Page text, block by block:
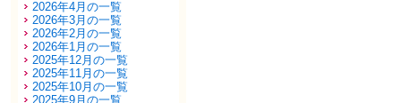
2026年4月の一覧
2026年3月の一覧
2026年2月の一覧
2026年1月の一覧
2025年12月の一覧
2025年11月の一覧
2025年10月の一覧
2025年9月の一覧